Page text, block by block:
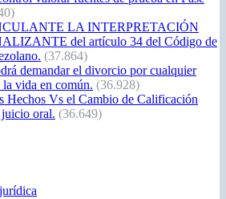
LA INTERPRETACIÓN
del artículo 34 del Código de
(37.864)
demandar el divorcio por cualquier
vida en común. (36.928)
Hechos Vs el Cambio de Calificación
juicio oral. (36.649)